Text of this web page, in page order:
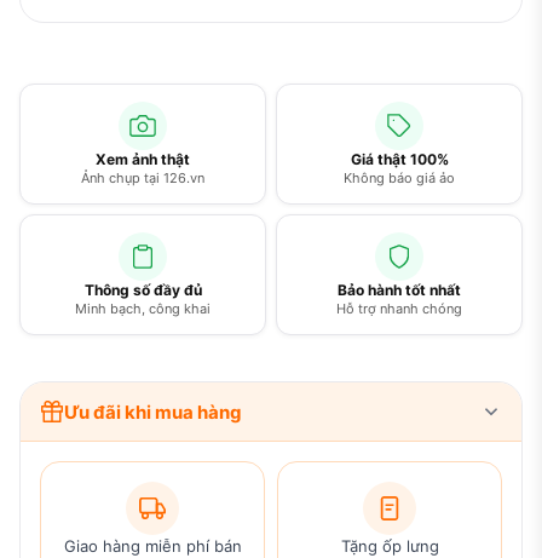
Xem ảnh thật
Ảnh chụp tại 126.vn
Giá thật 100%
Không báo giá ảo
Thông số đầy đủ
Minh bạch, công khai
Bảo hành tốt nhất
Hỗ trợ nhanh chóng
Ưu đãi khi mua hàng
Giao hàng miễn phí bán
Tặng ốp lưng